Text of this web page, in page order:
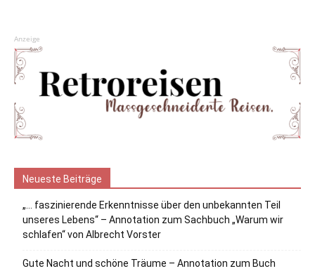
Anzeige
Neueste Beiträge
„… faszinierende Erkenntnisse über den unbekannten Teil
unseres Lebens“ – Annotation zum Sachbuch „Warum wir
schlafen“ von Albrecht Vorster
Gute Nacht und schöne Träume – Annotation zum Buch